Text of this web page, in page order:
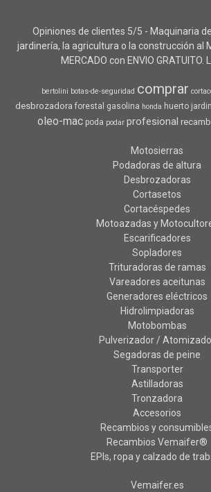
Opiniones de clientes 5/5 - Maquinaria
jardinería, la agricultura o la construcción al
MERCADO con ENVIO GRATUITO.
bertolini botas-de-seguridad comprar
desbrozadora forestal gasolina honda huerto jardin
oleo-mac poda podar profesional
Motosierras
Podadoras de altura
Desbrozadoras
Cortasetos
Cortacéspedes
Motoazadas y
Escarificadores
Sopladores
Trituradoras de ramas
Vareadores aceitunas
Generadores eléctricos
Hidrolimpiadoras
Motobombas
Pulverizador /
Segadoras de peine
Transporter
Astilladoras
Tronzadora
Accesorios
Recambios y
Recambios Vemaifer®
EPIs, ropa y calzado de
Vemaifer.es